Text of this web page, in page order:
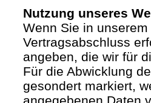
Nutzung unseres
Wenn Sie in
Vertragsabschluss
angeben, die wir für
Für die Abwicklung
gesondert markiert,